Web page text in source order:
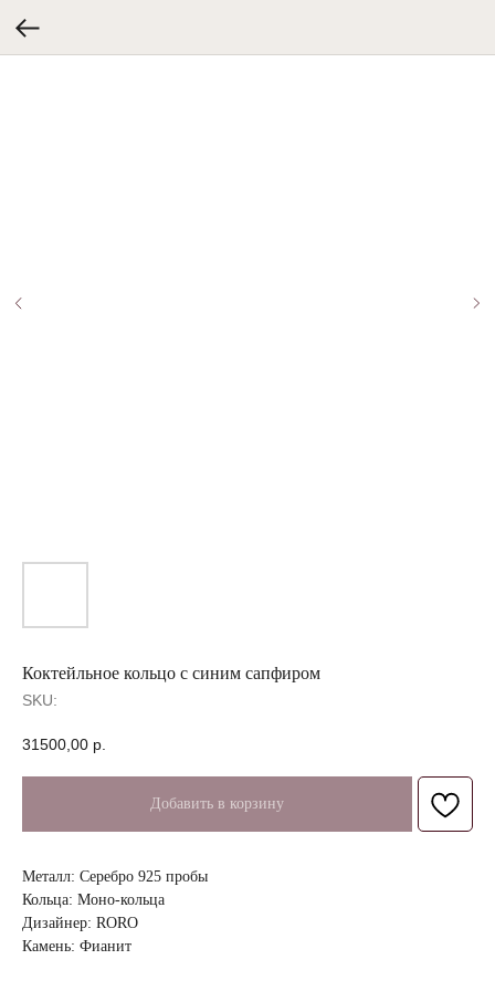
Коктейльное кольцо с синим сапфиром
SKU:
31500,00 р.
Добавить в корзину
Металл: Серебро 925 пробы
Кольца: Моно-кольца
Дизайнер: RORO
Камень: Фианит